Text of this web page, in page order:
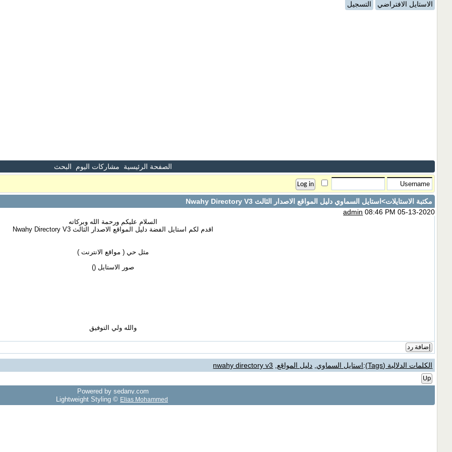
الاستايل الافتراضي
التسجيل
الصفحة الرئيسية مشاركات اليوم البحث
مكتبة الاستايلات>استايل السماوي دليل المواقع الاصدار الثالث Nwahy Directory V3
admin 08:46 PM 05-13-2020
السلام عليكم ورحمة الله وبركاته
اقدم لكم استايل الفضة دليل المواقع الاصدار الثالث Nwahy Directory V3
مثل حي ( مواقع الانترنت )
صور الاستايل ()
والله ولي التوفيق
إضافة رد
الكلمات الدلالية (Tags) :استايل السماوي دليل المواقع nwahy directory v3
Up
Powered by sedany.com
Lightweight Styling © Elias Mohammed